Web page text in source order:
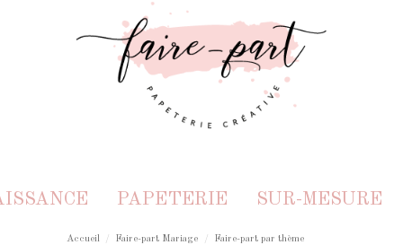
PAPETERIE SUR-MESURE
Accueil Faire-part Mariage Faire-part par thème